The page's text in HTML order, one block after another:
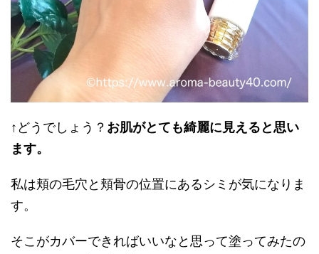
↑どうでしょう？ お肌がとても綺麗に見えると思い
ます。
私は頬の毛穴と頬骨の位置にあるシミが気になりま
す。
そこがカバーできればいいなと思って塗ってみたの